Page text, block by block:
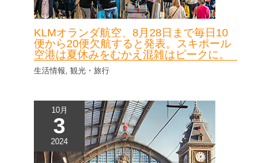
KLMオランダ航空、8月28日まで毎日10
便から20便欠航すると発表。スキポール
空港は夏休みをむかえ混雑はピークに。
生活情報 ,観光・旅行
10月
3
2024